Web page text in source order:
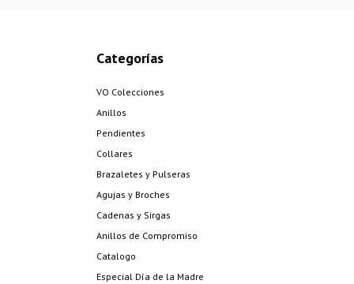
Categorías
VO Colecciones
Anillos
Pendientes
Collares
Brazaletes y Pulseras
Agujas y Broches
Cadenas y Sirgas
Anillos de Compromiso
Catalogo
Especial Día de la Madre